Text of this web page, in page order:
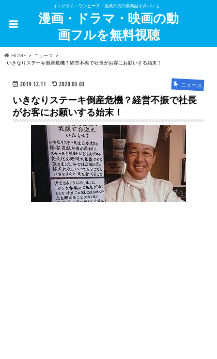
キングダム・ワンピース・鬼滅の刃の最新話ネタバレも！
漫画・ドラマ・映画の動
画フルを無料視聴
HOME
ニュース
いきなりステーキ倒産危機？経営不振で社長がお客にお願いする始末！
2019.12.11 2020.03.03 ニュース
いきなりステーキ倒産危機？経営不振で社長
がお客にお願いする始末！